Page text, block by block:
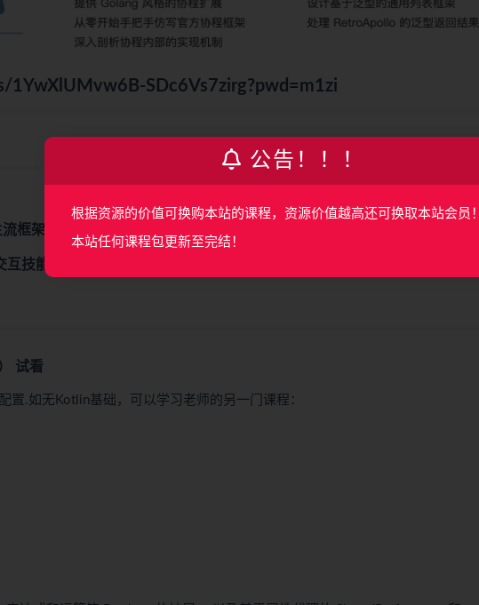
1YwXlUMvw6B-SDc6Vs7zirg?pwd=m1zi
框架
技能包|完结无密
试看
置.如无Kotlin基础，可以学习老师的另一门课程：
公告！！！
根据资源的价值可换购本站的课程，资源价值越高还可换取本站会员！
本站任何课程包更新至完结！